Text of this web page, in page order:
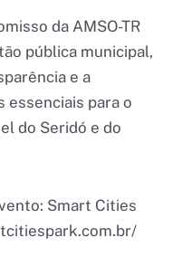
da AMSO-TR
pública municipal,
e a
essenciais para o
do Seridó e do
Smart Cities